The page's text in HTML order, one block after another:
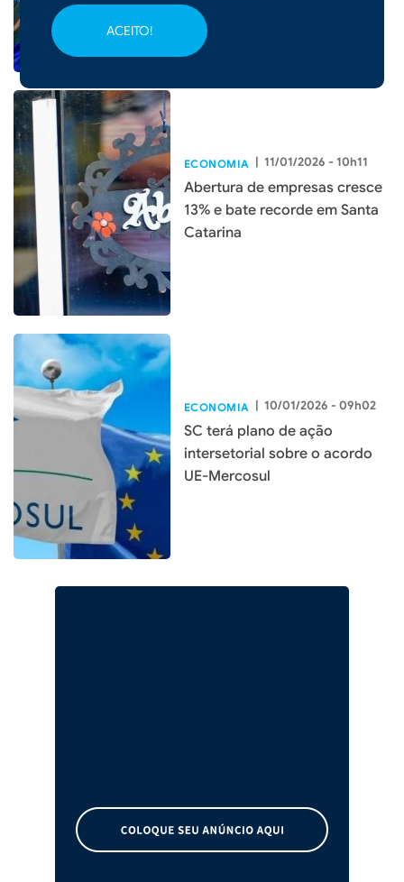
ACEITO!
ECONOMIA | 11/01/2026 - 10h11
Abertura de empresas cresce
13% e bate recorde em Santa
Catarina
ECONOMIA | 10/01/2026 - 09h02
SC terá plano de ação
intersetorial sobre o acordo
UE-Mercosul